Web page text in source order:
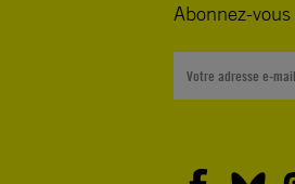
Abonnez-